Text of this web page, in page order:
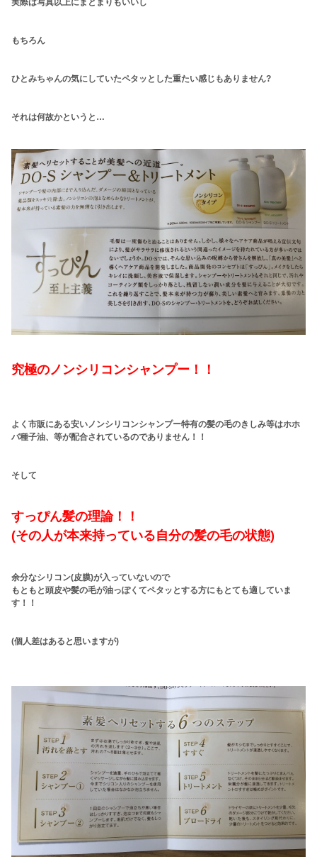
実際は写真以上にまとまりもいいし
もちろん
ひとみちゃんの気にしていたペタッとした重たい感じもありません?
それは何故かというと…
究極のノンシリコンシャンプー！！
よく市販にある安いノンシリコンシャンプー特有の髪の毛のきしみ等はホホ
バ種子油、等が配合されているのでありません！！
そして
すっぴん髪の理論！！
(その人が本来持っている自分の髪の毛の状態)
余分なシリコン(皮膜)が入っていないので
もともと頭皮や髪の毛が油っぽくてペタッとする方にもとても適していま
す！！
(個人差はあると思いますが)